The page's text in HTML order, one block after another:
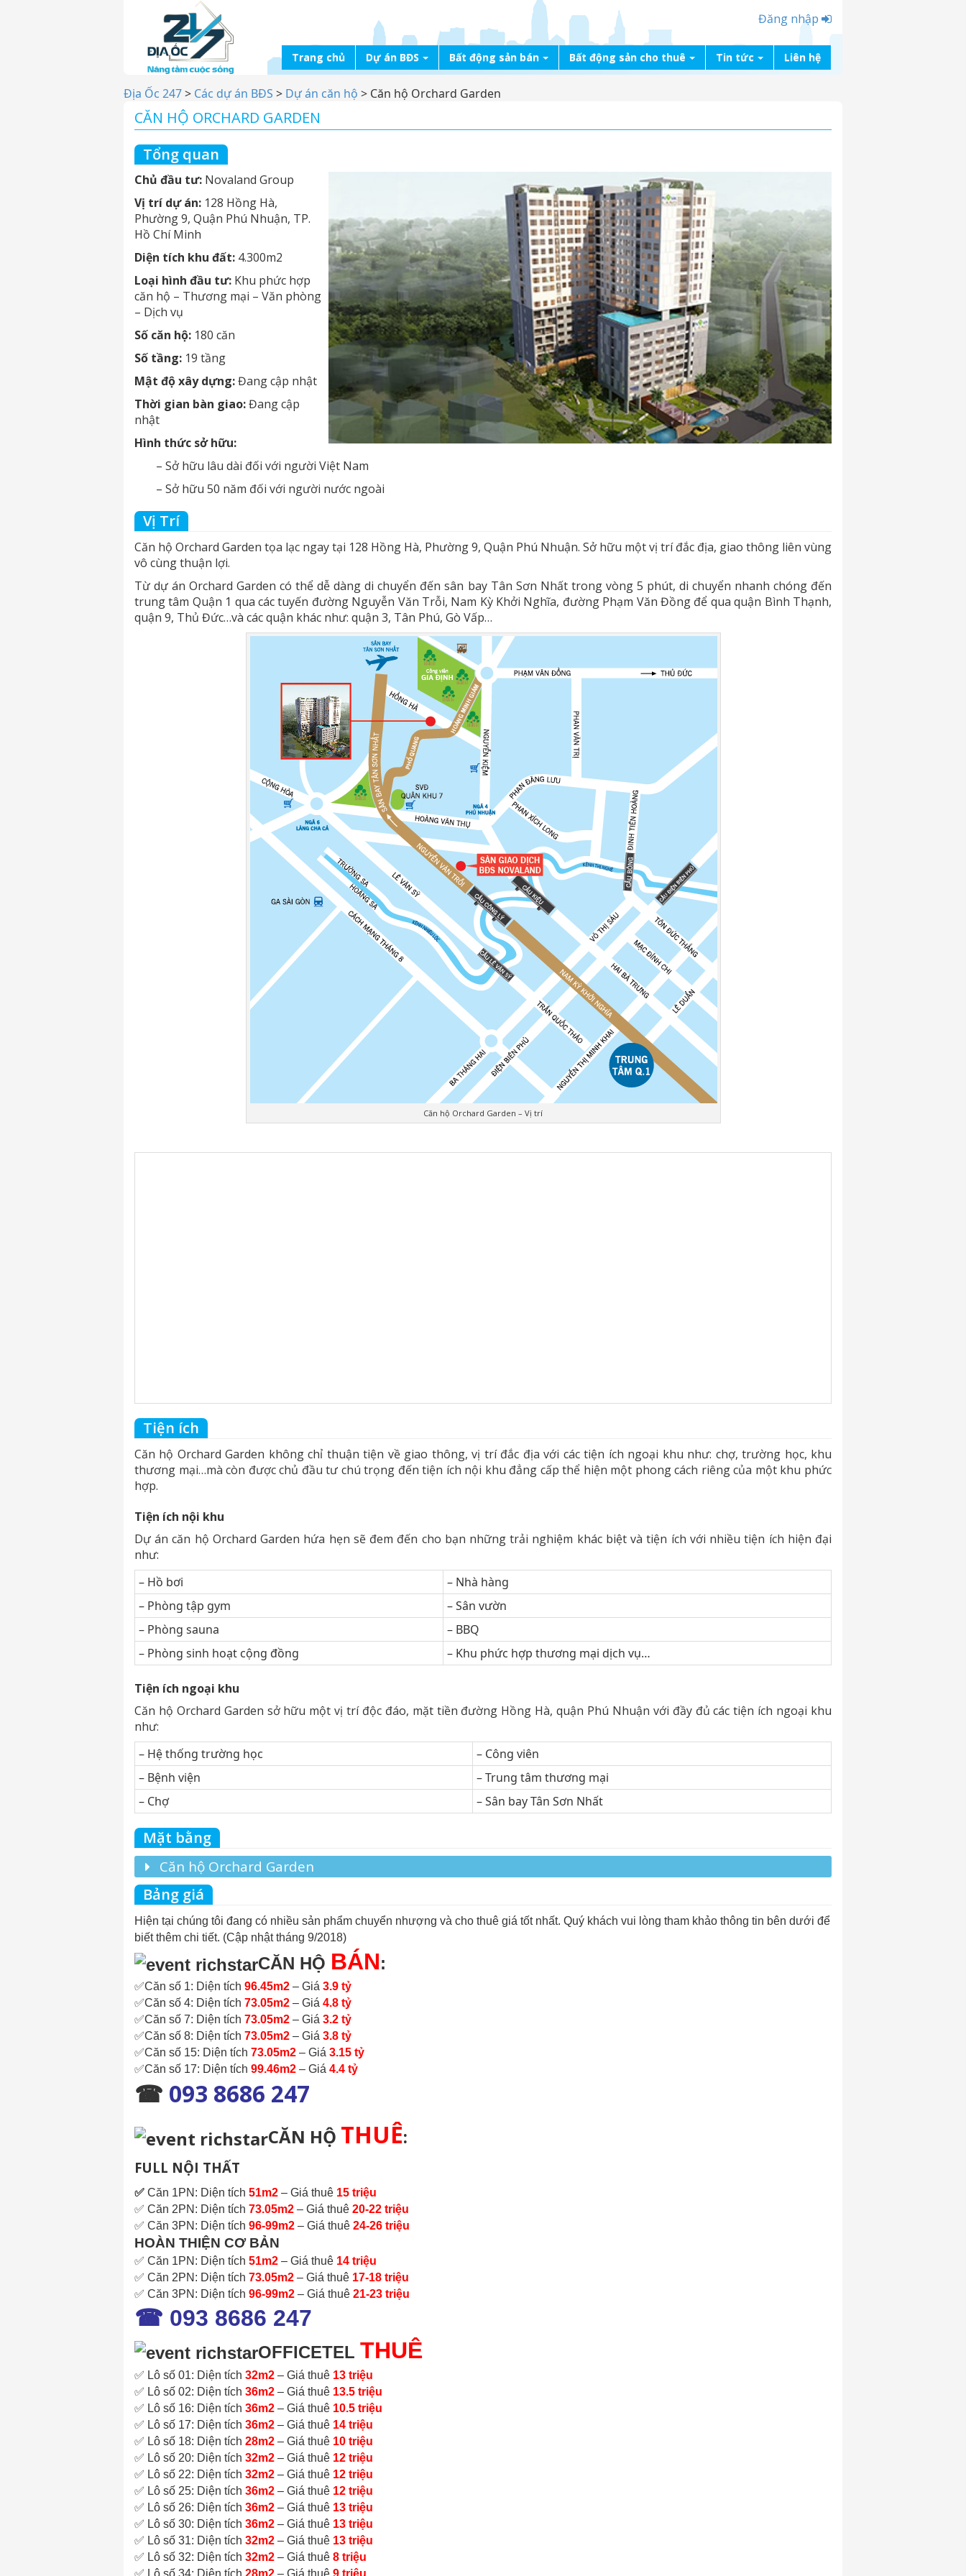
Đăng nhập
Trang chủ Dự án BĐS Bất động sản bán Bất động sản cho thuê Tin tức Liên hệ
Địa Ốc 247> Các dự án BĐS > Dự án căn hộ > Căn hộ Orchard Garden
CĂN HỘ ORCHARD GARDEN
Tổng quan
Chủ đầu tư: Novaland Group
Vị trí dự án: 128 Hồng Hà,
Phường 9, Quận Phú Nhuận, TP.
Hồ Chí Minh
Diện tích khu đất: 4.300m2
Loại hình đầu tư: Khu phức hợp
căn hộ – Thương mại – Văn phòng
– Dịch vụ
Số căn hộ: 180 căn
Số tầng: 19 tầng
Mật độ xây dựng:Đang cập nhật
Thời gian bàn giao:Đang cập
nhật
Hình thức sở hữu:
– Sở hữu lâu dài đối với người Việt Nam
– Sở hữu 50 năm đối với người nước ngoài
Vị Trí
Căn hộ Orchard Garden tọa lạc ngay tại 128 Hồng Hà, Phường 9, Quận Phú Nhuận. Sở hữu một vị trí đắc địa, giao thông liên vùng
vô cùng thuận lợi.
Từ dự án Orchard Garden có thể dễ dàng di chuyển đến sân bay Tân Sơn Nhất trong vòng 5 phút, di chuyển nhanh chóng đến
trung tâm Quận 1 qua các tuyến đường Nguyễn Văn Trỗi, Nam Kỳ Khởi Nghĩa, đường Phạm Văn Đồng để qua quận Bình Thạnh,
quận 9, Thủ Đức…và các quận khác như: quận 3, Tân Phú, Gò Vấp…
Căn hộ Orchard Garden – Vị trí
Tiện ích
Căn hộ Orchard Garden không chỉ thuận tiện về giao thông, vị trí đắc địa với các tiện ích ngoại khu như: chợ, trường học, khu
thương mại…mà còn được chủ đầu tư chú trọng đến tiện ích nội khu đẳng cấp thể hiện một phong cách riêng của một khu phức
hợp.
Tiện ích nội khu
Dự án căn hộ Orchard Garden hứa hẹn sẽ đem đến cho bạn những trải nghiệm khác biệt và tiện ích với nhiều tiện ích hiện đại
như:
– Hồ bơi
– Nhà hàng
– Phòng tập gym
– Sân vườn
– Phòng sauna
– BBQ
– Phòng sinh hoạt cộng đồng
– Khu phức hợp thương mại dịch vụ…
Tiện ích ngoại khu
Căn hộ Orchard Garden sở hữu một vị trí độc đáo, mặt tiền đường Hồng Hà, quận Phú Nhuận với đầy đủ các tiện ích ngoại khu
như:
– Hệ thống trường học
– Công viên
– Bệnh viện
– Trung tâm thương mại
– Chợ
– Sân bay Tân Sơn Nhất
Mặt bằng
Căn hộ Orchard Garden
Bảng giá
Hiện tại chúng tôi đang có nhiều sản phẩm chuyển nhượng và cho thuê giá tốt nhất. Quý khách vui lòng tham khảo thông tin bên dưới để
biết thêm chi tiết. (Cập nhật tháng 9/2018)
CĂN HỘ BÁN:
✅Căn số 1: Diện tích 96.45m2 – Giá 3.9 tỷ
✅Căn số 4: Diện tích 73.05m2 – Giá 4.8 tỷ
✅Căn số 7: Diện tích 73.05m2 – Giá 3.2 tỷ
✅Căn số 8: Diện tích 73.05m2 – Giá 3.8 tỷ
✅Căn số 15: Diện tích 73.05m2 – Giá 3.15 tỷ
✅Căn số 17: Diện tích 99.46m2 – Giá 4.4 tỷ
☎ 093 8686 247
CĂN HỘ THUÊ:
FULL NỘI THẤT
✅ Căn 1PN: Diện tích 51m2 – Giá thuê 15 triệu
✅ Căn 2PN: Diện tích 73.05m2 – Giá thuê 20-22 triệu
✅ Căn 3PN: Diện tích 96-99m2 – Giá thuê 24-26 triệu
HOÀN THIỆN CƠ BẢN
✅ Căn 1PN: Diện tích 51m2 – Giá thuê 14 triệu
✅ Căn 2PN: Diện tích 73.05m2 – Giá thuê 17-18 triệu
✅ Căn 3PN: Diện tích 96-99m2 – Giá thuê 21-23 triệu
☎ 093 8686 247
OFFICETEL THUÊ
✅ Lô số 01: Diện tích 32m2 – Giá thuê 13 triệu
✅ Lô số 02: Diện tích 36m2 – Giá thuê 13.5 triệu
✅ Lô số 16: Diện tích 36m2 – Giá thuê 10.5 triệu
✅ Lô số 17: Diện tích 36m2 – Giá thuê 14 triệu
✅ Lô số 18: Diện tích 28m2 – Giá thuê 10 triệu
✅ Lô số 20: Diện tích 32m2 – Giá thuê 12 triệu
✅ Lô số 22: Diện tích 32m2 – Giá thuê 12 triệu
✅ Lô số 25: Diện tích 36m2 – Giá thuê 12 triệu
✅ Lô số 26: Diện tích 36m2 – Giá thuê 13 triệu
✅ Lô số 30: Diện tích 36m2 – Giá thuê 13 triệu
✅ Lô số 31: Diện tích 32m2 – Giá thuê 13 triệu
✅ Lô số 32: Diện tích 32m2 – Giá thuê 8 triệu
✅ Lô số 34: Diện tích 28m2 – Giá thuê 9 triệu